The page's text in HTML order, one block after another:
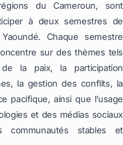
du Cameroun, sont
à deux semestres de
Chaque semestre
sur des thèmes tels
la paix, la participation
la gestion des conflits, la
pacifique, ainsi que l’usage
et des médias sociaux
communautés stables et